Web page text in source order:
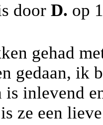
door D. op
gehad
gedaan, ik
inlevend
ze een